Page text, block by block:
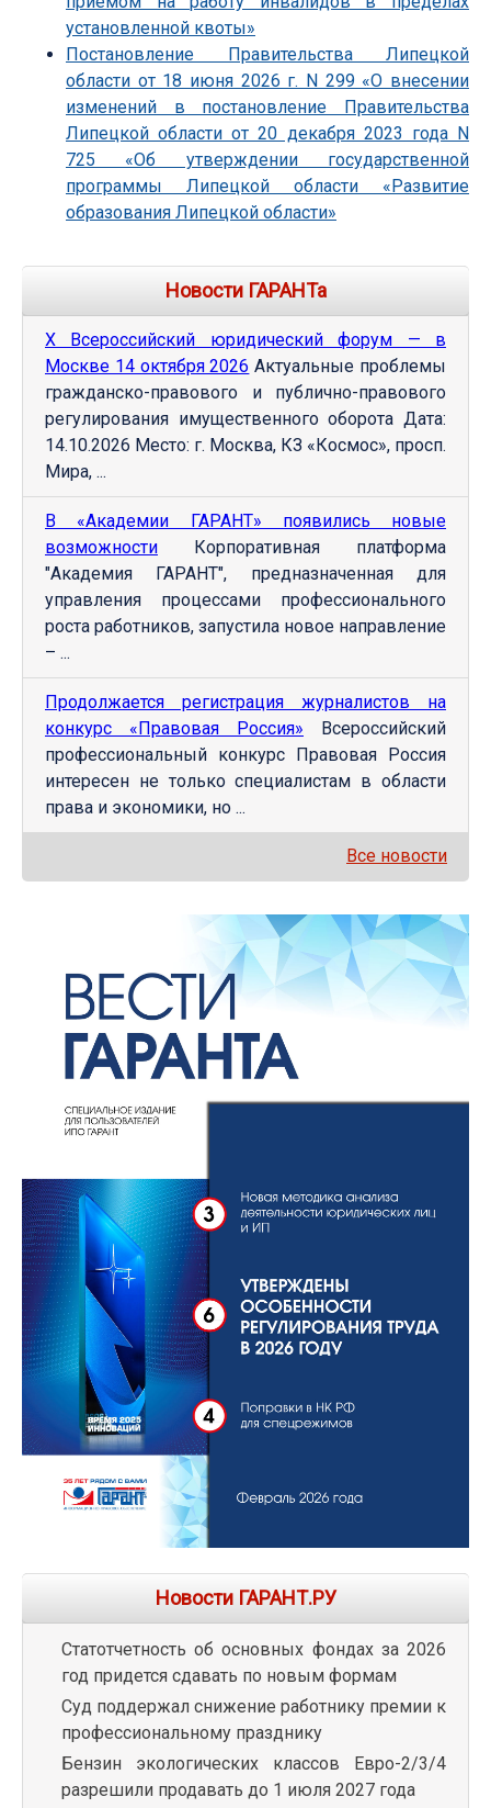
установленной квоты»
Постановление Правительства Липецкой
области от 18 июня 2026 г. N 299 «О внесении
изменений в постановление Правительства
Липецкой области от 20 декабря 2023 года N
725 «Об утверждении государственной
программы Липецкой области «Развитие
образования Липецкой области»
Новости ГАРАНТа
Х Всероссийский юридический форум — в
Москве 14 октября 2026 Актуальные проблемы
гражданско-правового и публично-правового
регулирования имущественного оборота Дата:
14.10.2026 Место: г. Москва, КЗ «Космос», просп.
Мира, ...
В «Академии ГАРАНТ» появились новые
возможности Корпоративная платформа
"Академия ГАРАНТ", предназначенная для
управления процессами профессионального
роста работников, запустила новое направление
– ...
Продолжается регистрация журналистов на
конкурс «Правовая Россия» Всероссийский
профессиональный конкурс Правовая Россия
интересен не только специалистам в области
права и экономики, но ...
Все новости
Новости ГАРАНТ.РУ
Статотчетность об основных фондах за 2026
год придется сдавать по новым формам
Суд поддержал снижение работнику премии к
профессиональному празднику
Бензин экологических классов Евро-2/3/4
разрешили продавать до 1 июля 2027 года